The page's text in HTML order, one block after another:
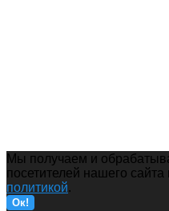
Мы получаем и
посетителей нашего сайта
политикой.
Ок!